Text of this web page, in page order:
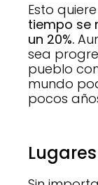
Esto
tiempo se
un 20%.
sea
pueblo
mundo
pocos